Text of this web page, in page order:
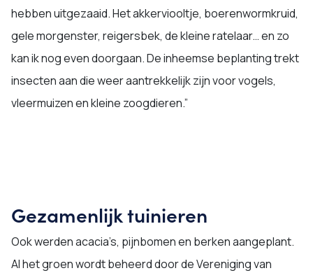
hebben uitgezaaid. Het akkerviooltje, boerenwormkruid,
gele morgenster, reigersbek, de kleine ratelaar… en zo
kan ik nog even doorgaan. De inheemse beplanting trekt
insecten aan die weer aantrekkelijk zijn voor vogels,
vleermuizen en kleine zoogdieren.”
Gezamenlijk tuinieren
Ook werden acacia’s, pijnbomen en berken aangeplant.
Al het groen wordt beheerd door de Vereniging van